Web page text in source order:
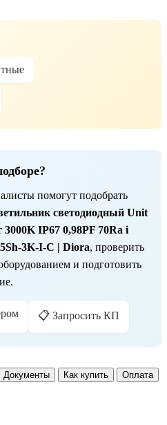
помогут подобрать
светодиодный Unit
IP67 0,98PF 70Ra i
3K-I-C | Diora, проверить
и подготовить
📋 Запросить КП
Документы Как купить
Оплата